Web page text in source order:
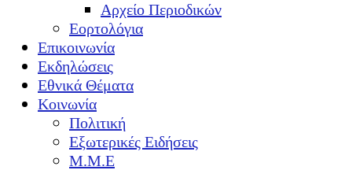
Αρχείο Περιοδικών
Εορτολόγια
Επικοινωνία
Εκδηλώσεις
Εθνικά Θέματα
Κοινωνία
Πολιτική
Εξωτερικές Ειδήσεις
Μ.Μ.Ε